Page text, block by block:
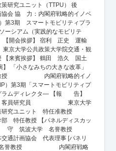
研究ユニット（TTPU） 後
協会 協 力：内閣府戦略的イノベ
第3期 スマートモビリティプラ
ーシアム（実践的なモビリテ
【開会挨拶】 宿利 正史 運輸
公共政策大学院交通・観
【来賓挨拶】 鶴田 浩久 国土
「小さなみちの大きな改革」
教授 内閣府戦略的イノ
）第3期「スマートモビリティプ
ラムディレクタ― 【報 告】
所 客員研究員 東京大学
研究ユニット 特任准教授
教授 【パネルディスカッ
守 筑波大学 名誉教授
画協会 代表理事 [パネリ
名誉教授 内閣府戦略